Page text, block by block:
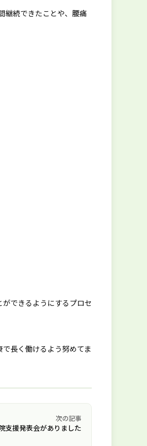
継続できたことや、腰痛
できるようにするプロセ
長く働けるよう努めてま
次の記事
支援発表会がありました